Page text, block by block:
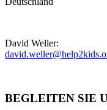
David Weller:
BEGLEITEN SIE